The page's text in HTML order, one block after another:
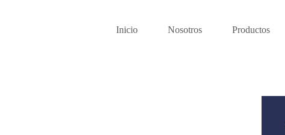
Inicio Nosotros Productos